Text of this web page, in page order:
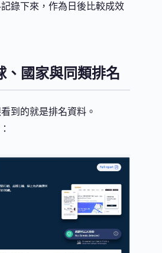
錄下來，作為日後比較成效
、國家與同類排名
到的就是排名資料。